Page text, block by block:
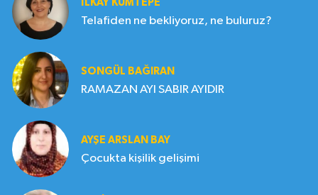
İLKAY KUMTEPE
Telafiden ne bekliyoruz, ne buluruz?
SONGÜL BAĞIRAN
RAMAZAN AYI SABIR AYIDIR
AYŞE ARSLAN BAY
Çocukta kişilik gelişimi